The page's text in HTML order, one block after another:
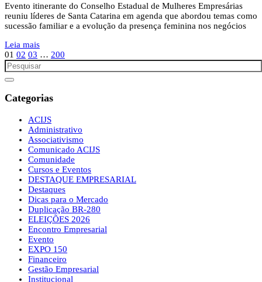
Evento itinerante do Conselho Estadual de Mulheres Empresárias
reuniu líderes de Santa Catarina em agenda que abordou temas como
sucessão familiar e a evolução da presença feminina nos negócios
Leia mais
01 02 03 … 200
Categorias
ACIJS
Administrativo
Associativismo
Comunicado ACIJS
Comunidade
Cursos e Eventos
DESTAQUE EMPRESARIAL
Destaques
Dicas para o Mercado
Duplicação BR-280
ELEIÇÕES 2026
Encontro Empresarial
Evento
EXPO 150
Financeiro
Gestão Empresarial
Institucional